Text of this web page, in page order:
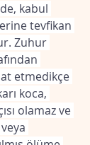
kabul
tevfikan
Zuhur
etmedikçe
koca,
olamaz ve